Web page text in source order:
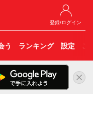
登録/ログイン
う ランキング 設定 こ